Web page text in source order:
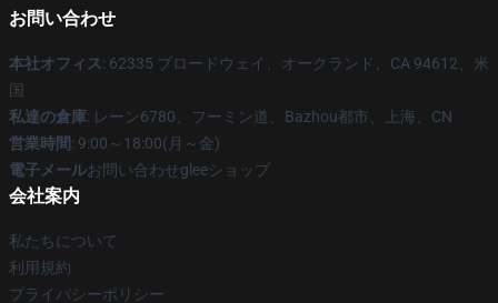
お問い合わせ
本社オフィス: 62335 ブロードウェイ、オークランド、CA 94612、米
国
私達の倉庫: レーン6780、フーミン道、Bazhou都市、上海、CN
営業時間: 9:00～18:00(月～金)
電子メールお問い合わせgleeショップ
会社案内
私たちについて
利用規約
プライバシーポリシー